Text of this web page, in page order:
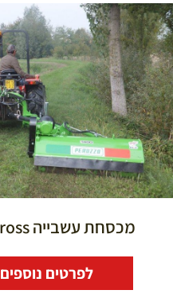
מכסחת עשבייה ELK Cross
לפרטים נוספים